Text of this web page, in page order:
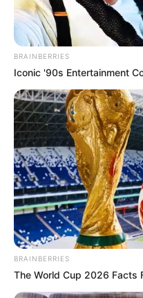
BRAINBERRIES
Iconic '90s Entertainment
BRAINBERRIES
The World Cup 2026 Facts